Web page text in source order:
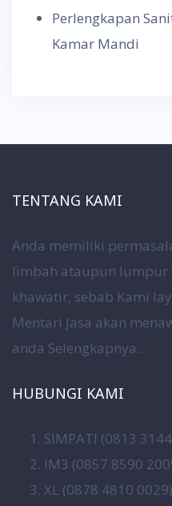
Perlengkapan
Kamar Mandi
TENTANG KAMI
Anda memiliki
limbah ataupun lumpur
khawatir, sebab Kami
Mentari Jasa akan
anda Selengkapnya…
HUBUNGI KAMI
SIMPATI (0813
IM3 (0857 8590
XL (0878 4810 0029)